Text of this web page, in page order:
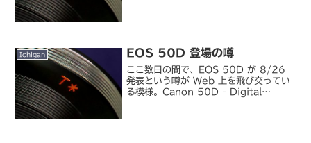
Ichigan EOS 50D 登場の噂
ここ数日の間で、EOS 50D が 8/26
発表という噂が Web 上を飛び交ってい
る模様。Canon 50D - Digital